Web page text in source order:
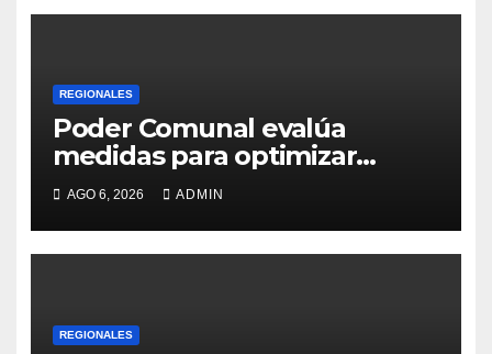
REGIONALES
Poder Comunal evalúa
medidas para optimizar
servicio de agua
AGO 6, 2026 ADMIN
REGIONALES